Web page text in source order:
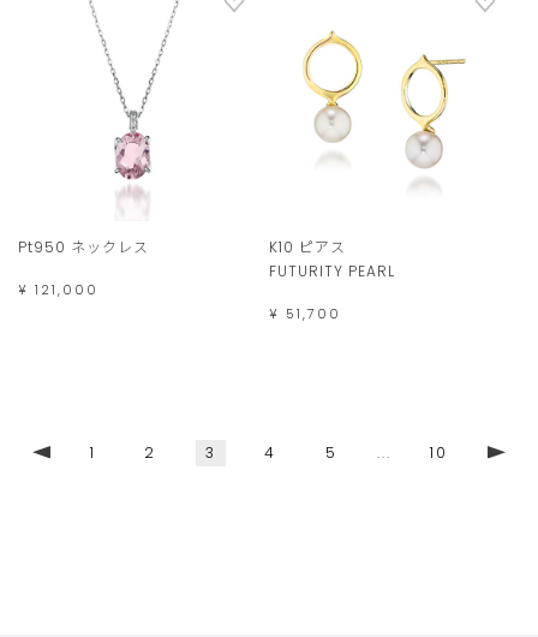
Pt950 ネックレス
¥ 121,000
K10 ピアス
FUTURITY PEARL
¥ 51,700
1 2 3 4 5 ... 10